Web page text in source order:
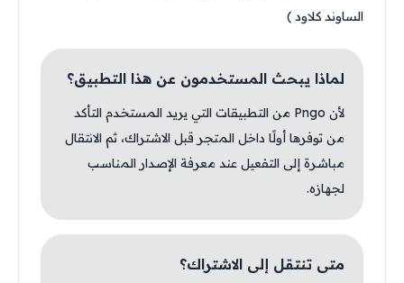
الساوند كلاود )
لماذا يبحث المستخدمون عن هذا التطبيق؟
لأن Pngo من التطبيقات التي يريد المستخدم التأكد
من توفرها أولًا داخل المتجر قبل الاشتراك، ثم الانتقال
مباشرة إلى التفعيل عند معرفة الإصدار المناسب
لجهازه.
متى تنتقل إلى الاشتراك؟